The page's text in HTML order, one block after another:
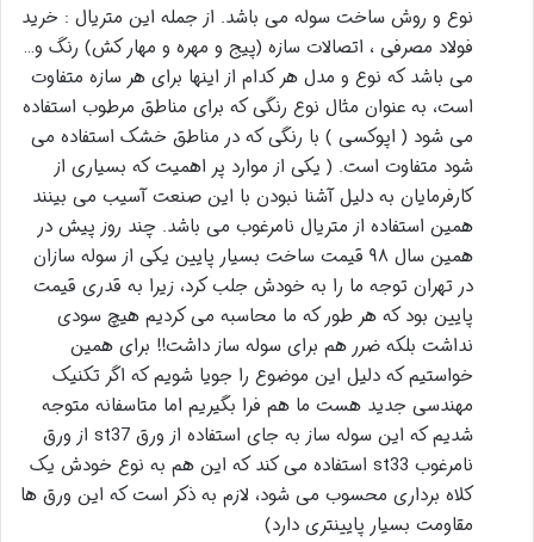
نوع و روش ساخت سوله می باشد. از جمله این متریال : خرید
فولاد مصرفی ، اتصالات سازه (پیج و مهره و مهار کش) رنگ و…
می باشد که نوع و مدل هر کدام از اینها برای هر سازه متفاوت
است، به عنوان مثال نوع رنگی که برای مناطق مرطوب استفاده
می شود ( اپوکسی ) با رنگی که در مناطق خشک استفاده می
شود متفاوت است. ( یکی از موارد پر اهمیت که بسیاری از
کارفرمایان به دلیل آشنا نبودن با این صنعت آسیب می بینند
همین استفاده از متریال نامرغوب می باشد. چند روز پیش در
همین سال ۹۸ قیمت ساخت بسیار پایین یکی از سوله سازان
در تهران توجه ما را به خودش جلب کرد، زیرا به قدری قیمت
پایین بود که هر طور که ما محاسبه می کردیم هیچ سودی
نداشت بلکه ضرر هم برای سوله ساز داشت!! برای همین
خواستیم که دلیل این موضوع را جویا شویم که اگر تکنیک
مهندسی جدید هست ما هم فرا بگیریم اما متاسفانه متوجه
شدیم که این سوله ساز به جای استفاده از ورق st37 از ورق
نامرغوب st33 استفاده می کند که این هم به نوع خودش یک
کلاه برداری محسوب می شود، لازم به ذکر است که این ورق ها
مقاومت بسیار پایینتری دارد)